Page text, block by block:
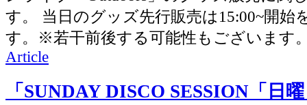
す。 当日のグッズ先行販売は15:00~開始
す。※若干前後する可能性もございます
Article
「SUNDAY DISCO SESSION「日